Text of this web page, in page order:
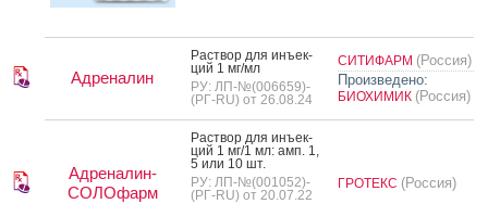
Адреналин
Рас­твор для инъ­ек­
ций 1 мг/мл
РУ: ЛП-№(006659)-
(РГ-RU) от 26.08.24
СИТИФАРМ (Россия)
Произведено:
БИОХИМИК (Россия)
Адреналин-
СОЛОфарм
Рас­твор для инъ­ек­
ций 1 мг/1 мл: амп. 1,
5 или 10 шт.
РУ: ЛП-№(001052)-
(РГ-RU) от 20.07.22
ГРОТЕКС (Россия)